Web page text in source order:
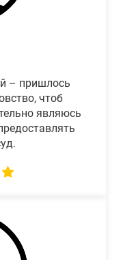
– пришлось
чтоб
являюсь